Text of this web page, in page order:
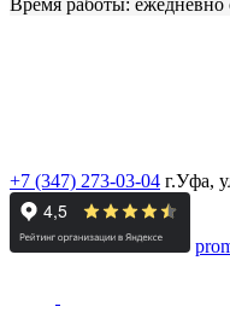
+7 (347) 273-03-04 г.Уфа,